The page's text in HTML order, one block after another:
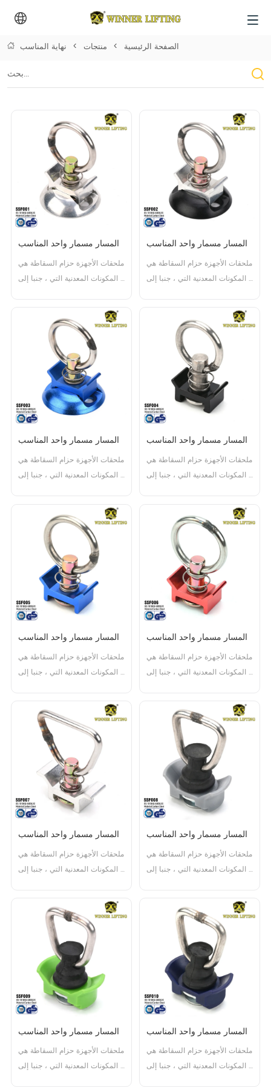
الصفحة الرئيسية > منتجات > نهاية المناسب
المسار مسمار واحد المناسب
ملحقات الأجهزة حزام السقاطة هي
المكونات المعدنية التي ، جنبا إلى
كاملة حزام السقاطة. وتشمل هذه
المكونات آلية السقاطة ، والسنانير
، والتجهيزات النهائية ، وهي
ضرورية لتأمين البضائع أثناء النقل.
وهي مصممة للعمل مع حزام لتوفير
المسار مسمار واحد المناسب
ملحقات الأجهزة حزام السقاطة هي
المكونات المعدنية التي ، جنبا إلى
كاملة حزام السقاطة. وتشمل هذه
المكونات آلية السقاطة ، والسنانير
، والتجهيزات النهائية ، وهي
ضرورية لتأمين البضائع أثناء النقل.
وهي مصممة للعمل مع حزام لتوفير
المسار مسمار واحد المناسب
ملحقات الأجهزة حزام السقاطة هي
المكونات المعدنية التي ، جنبا إلى
كاملة حزام السقاطة. وتشمل هذه
المكونات آلية السقاطة ، والسنانير
، والتجهيزات النهائية ، وهي
ضرورية لتأمين البضائع أثناء النقل.
وهي مصممة للعمل مع حزام لتوفير
المسار مسمار واحد المناسب
ملحقات الأجهزة حزام السقاطة هي
المكونات المعدنية التي ، جنبا إلى
كاملة حزام السقاطة. وتشمل هذه
المكونات آلية السقاطة ، والسنانير
، والتجهيزات النهائية ، وهي
ضرورية لتأمين البضائع أثناء النقل.
وهي مصممة للعمل مع حزام لتوفير
المسار مسمار واحد المناسب
ملحقات الأجهزة حزام السقاطة هي
المكونات المعدنية التي ، جنبا إلى
كاملة حزام السقاطة. وتشمل هذه
المكونات آلية السقاطة ، والسنانير
، والتجهيزات النهائية ، وهي
ضرورية لتأمين البضائع أثناء النقل.
وهي مصممة للعمل مع حزام لتوفير
المسار مسمار واحد المناسب
ملحقات الأجهزة حزام السقاطة هي
المكونات المعدنية التي ، جنبا إلى
كاملة حزام السقاطة. وتشمل هذه
المكونات آلية السقاطة ، والسنانير
، والتجهيزات النهائية ، وهي
ضرورية لتأمين البضائع أثناء النقل.
وهي مصممة للعمل مع حزام لتوفير
المسار مسمار واحد المناسب
ملحقات الأجهزة حزام السقاطة هي
المكونات المعدنية التي ، جنبا إلى
كاملة حزام السقاطة. وتشمل هذه
المكونات آلية السقاطة ، والسنانير
، والتجهيزات النهائية ، وهي
ضرورية لتأمين البضائع أثناء النقل.
وهي مصممة للعمل مع حزام لتوفير
المسار مسمار واحد المناسب
ملحقات الأجهزة حزام السقاطة هي
المكونات المعدنية التي ، جنبا إلى
كاملة حزام السقاطة. وتشمل هذه
المكونات آلية السقاطة ، والسنانير
، والتجهيزات النهائية ، وهي
ضرورية لتأمين البضائع أثناء النقل.
وهي مصممة للعمل مع حزام لتوفير
المسار مسمار واحد المناسب
ملحقات الأجهزة حزام السقاطة هي
المكونات المعدنية التي ، جنبا إلى
المسار مسمار واحد المناسب
ملحقات الأجهزة حزام السقاطة هي
المكونات المعدنية التي ، جنبا إلى